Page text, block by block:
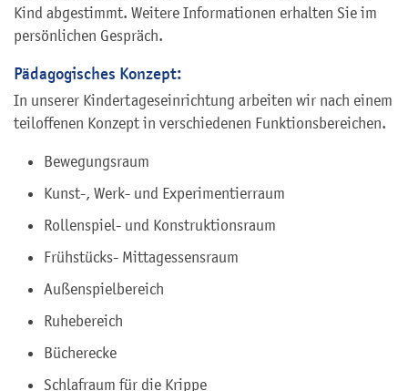
Kind abgestimmt. Weitere Informationen erhalten Sie im
persönlichen Gespräch.
Pädagogisches Konzept:
In unserer Kindertageseinrichtung arbeiten wir nach einem
teiloffenen Konzept in verschiedenen Funktionsbereichen.
Bewegungsraum
Kunst-, Werk- und Experimentierraum
Rollenspiel- und Konstruktionsraum
Frühstücks- Mittagessensraum
Außenspielbereich
Ruhebereich
Bücherecke
Schlafraum für die Krippe